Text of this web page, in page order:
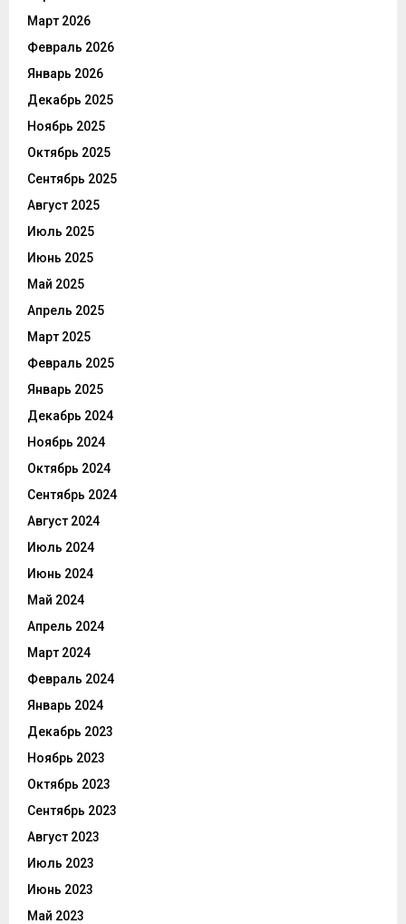
Март 2026
Февраль 2026
Январь 2026
Декабрь 2025
Ноябрь 2025
Октябрь 2025
Сентябрь 2025
Август 2025
Июль 2025
Июнь 2025
Май 2025
Апрель 2025
Март 2025
Февраль 2025
Январь 2025
Декабрь 2024
Ноябрь 2024
Октябрь 2024
Сентябрь 2024
Август 2024
Июль 2024
Июнь 2024
Май 2024
Апрель 2024
Март 2024
Февраль 2024
Январь 2024
Декабрь 2023
Ноябрь 2023
Октябрь 2023
Сентябрь 2023
Август 2023
Июль 2023
Июнь 2023
Май 2023